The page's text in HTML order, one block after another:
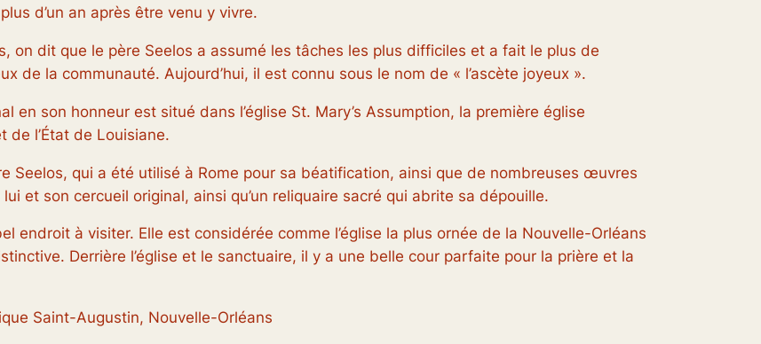
d’un an après être venu y vivre.
on dit que le père Seelos a assumé les tâches les plus difficiles et a fait le plus de
de la communauté. Aujourd’hui, il est connu sous le nom de « l’ascète joyeux ».
son honneur est situé dans l’église St. Mary’s Assumption, la première église
de l’État de Louisiane.
Seelos, qui a été utilisé à Rome pour sa béatification, ainsi que de nombreuses œuvres
et son cercueil original, ainsi qu’un reliquaire sacré qui abrite sa dépouille.
endroit à visiter. Elle est considérée comme l’église la plus ornée de la Nouvelle-Orléans
Derrière l’église et le sanctuaire, il y a une belle cour parfaite pour la prière et la
Saint-Augustin, Nouvelle-Orléans